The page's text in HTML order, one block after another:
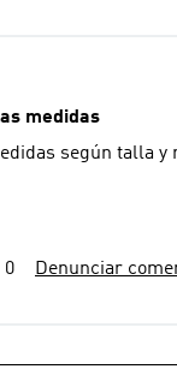
medidas
según talla y
0 Denunciar